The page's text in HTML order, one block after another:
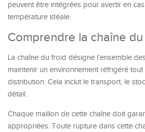
peuvent être intégrées pour avertir en
température idéale.
Comprendre la chaîne
La chaîne du froid désigne l’ensemble
maintenir un environnement réfrigéré
distribution. Cela inclut le transport, le
détail.
Chaque maillon de cette chaîne doit
appropriées. Toute rupture dans cette